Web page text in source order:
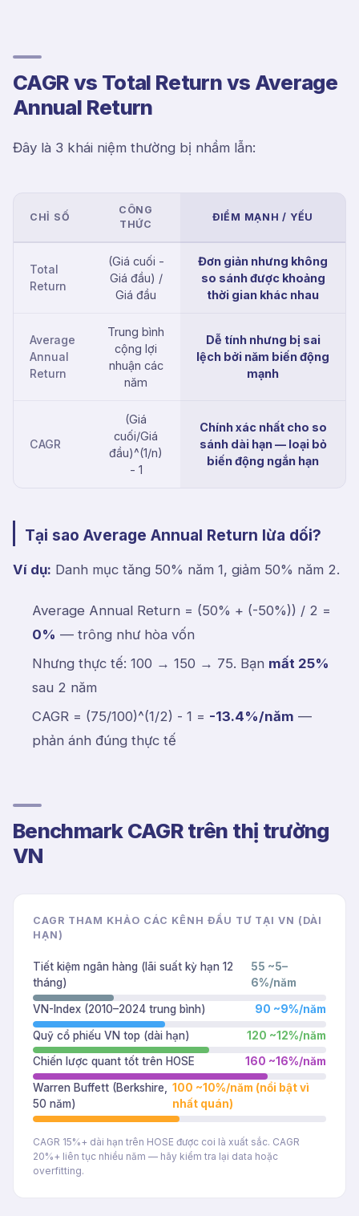
CAGR vs Total Return vs Average
Annual Return
Đây là 3 khái niệm thường bị nhầm lẫn:
CHỈ SỐ
CÔNG
THỨC
ĐIỂM MẠNH / YẾU
Total
Return
(Giá cuối -
Giá đầu) /
Giá đầu
Đơn giản nhưng không
so sánh được khoảng
thời gian khác nhau
Average
Annual
Return
Trung bình
cộng lợi
nhuận các
năm
Dễ tính nhưng bị sai
lệch bởi năm biến động
mạnh
CAGR
(Giá
cuối/Giá
đầu)^(1/n)
- 1
Chính xác nhất cho so
sánh dài hạn — loại bỏ
biến động ngắn hạn
Tại sao Average Annual Return lừa dối?
Ví dụ: Danh mục tăng 50% năm 1, giảm 50% năm 2.
Average Annual Return = (50% + (-50%)) / 2 =
0% — trông như hòa vốn
Nhưng thực tế: 100 → 150 → 75. Bạn mất 25%
sau 2 năm
CAGR = (75/100)^(1/2) - 1 = -13.4%/năm —
phản ánh đúng thực tế
Benchmark CAGR trên thị trường
VN
CAGR THAM KHẢO CÁC KÊNH ĐẦU TƯ TẠI VN (DÀI
HẠN)
Tiết kiệm ngân hàng (lãi suất kỳ hạn 12
tháng)
55 ~5–
6%/năm
VN-Index (2010–2024 trung bình) 90 ~9%/năm
Quỹ cổ phiếu VN top (dài hạn) 120 ~12%/năm
Chiến lược quant tốt trên HOSE 160 ~16%/năm
Warren Buffett (Berkshire,
50 năm)
100 ~10%/năm (nổi bật vì
nhất quán)
CAGR 15%+ dài hạn trên HOSE được coi là xuất sắc. CAGR
20%+ liên tục nhiều năm — hãy kiểm tra lại data hoặc
overfitting.